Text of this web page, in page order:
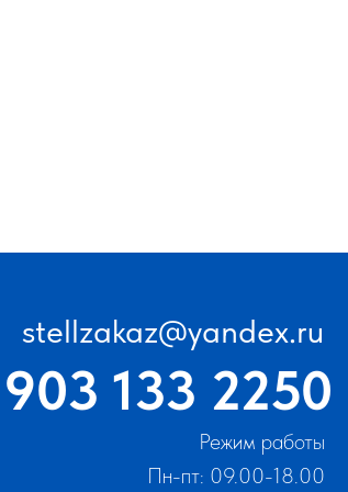
Режим работы
Пн-пт: 09.00-18.00
stellzakaz@yandex.ru
133 2250